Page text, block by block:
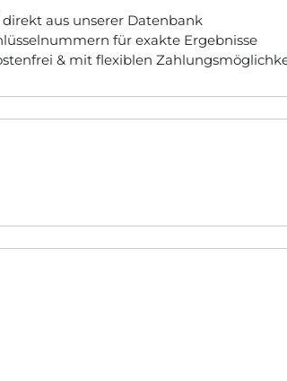
aus unserer Datenbank
für exakte Ergebnisse
& mit flexiblen